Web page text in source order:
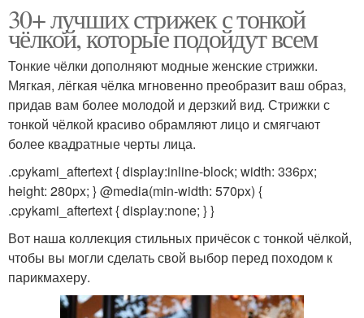
30+ лучших стрижек с тонкой
чёлкой, которые подойдут всем
Тонкие чёлки дополняют модные женские стрижки.
Мягкая, лёгкая чёлка мгновенно преобразит ваш образ,
придав вам более молодой и дерзкий вид. Стрижки с
тонкой чёлкой красиво обрамляют лицо и смягчают
более квадратные черты лица.
.cpykami_aftertext { display:inline-block; width: 336px;
height: 280px; } @media(min-width: 570px) {
.cpykami_aftertext { display:none; } }
Вот наша коллекция стильных причёсок с тонкой чёлкой,
чтобы вы могли сделать свой выбор перед походом к
парикмахеру.